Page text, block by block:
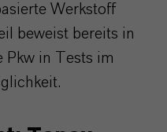
Werkstoff
beweist bereits in
Pkw in Tests im